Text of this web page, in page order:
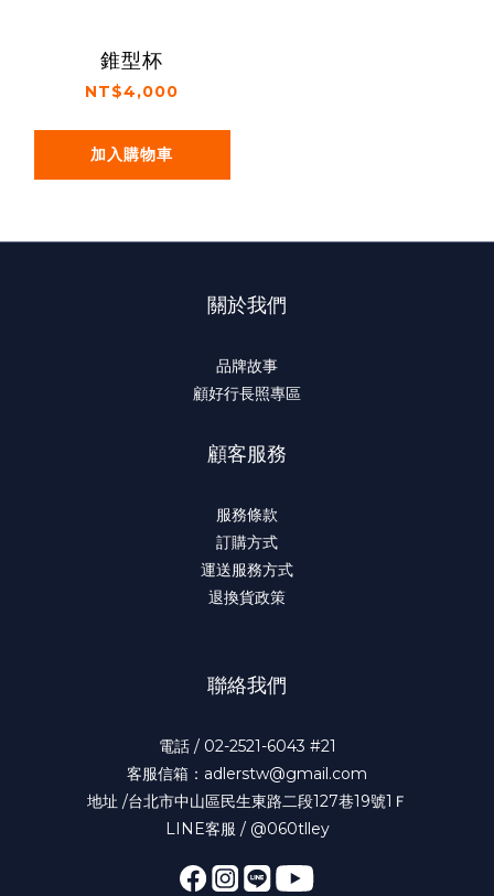
錐型杯
NT$4,000
加入購物車
關於我們
品牌故事
顧好行長照專區
顧客服務
服務條款
訂購方式
運送服務方式
退換貨政策
聯絡我們
電話 / 02-2521-6043 #21
客服信箱：adlerstw@gmail.com
地址 /台北市中山區民生東路二段127巷19號1Ｆ
LINE客服 / @060tlley